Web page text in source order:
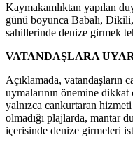
Kaymakamlıktan yapılan
günü boyunca Babalı,
sahillerinde denize girmek
VATANDAŞLARA
Açıklamada, vatandaşların
uymalarının önemine
yalnızca cankurtaran
olmadığı plajlarda, mantar
içerisinde denize girmeleri